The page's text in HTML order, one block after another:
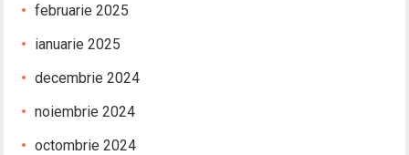
februarie 2025
ianuarie 2025
decembrie 2024
noiembrie 2024
octombrie 2024